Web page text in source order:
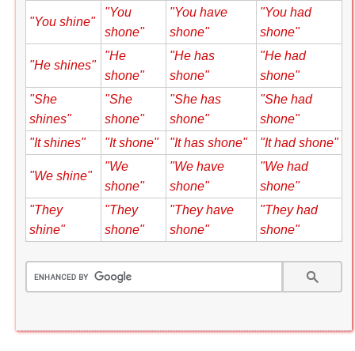
"You shine"
"You
shone"
"You have
shone"
"You had
shone"
"He shines"
"He
shone"
"He has
shone"
"He had
shone"
"She
shines"
"She
shone"
"She has
shone"
"She had
shone"
"It shines"
"It shone" "It has shone" "It had shone"
"We shine"
"We
shone"
"We have
shone"
"We had
shone"
"They
shine"
"They
shone"
"They have
shone"
"They had
shone"